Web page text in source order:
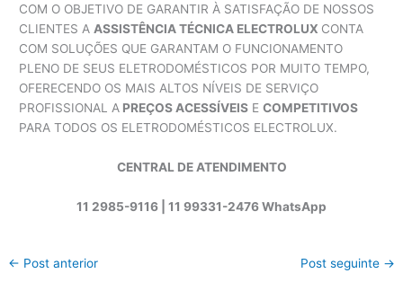
COM O OBJETIVO DE GARANTIR À SATISFAÇÃO DE NOSSOS
CLIENTES A ASSISTÊNCIA TÉCNICA ELECTROLUX CONTA
COM SOLUÇÕES QUE GARANTAM O FUNCIONAMENTO
PLENO DE SEUS ELETRODOMÉSTICOS POR MUITO TEMPO,
OFERECENDO OS MAIS ALTOS NÍVEIS DE SERVIÇO
PROFISSIONAL A PREÇOS ACESSÍVEIS ECOMPETITIVOS
PARA TODOS OS ELETRODOMÉSTICOS ELECTROLUX.
CENTRAL DE ATENDIMENTO
11 2985-9116 | 11 99331-2476 WhatsApp
← Post anterior Post seguinte →